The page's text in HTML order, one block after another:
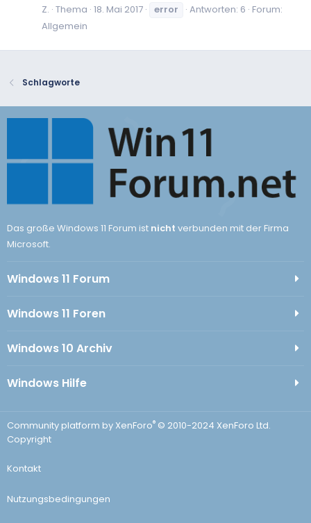
Z. Thema 18. Mai 2017 error Antworten: 6 Forum:
Allgemein
Schlagworte
Das große Windows 11 Forum ist nicht verbunden mit der Firma
Microsoft.
Windows 11 Forum
Windows 11 Foren
Windows 10 Archiv
Windows Hilfe
Community platform by XenForo® © 2010-2024 XenForo Ltd.
Copyright
Kontakt
Nutzungsbedingungen